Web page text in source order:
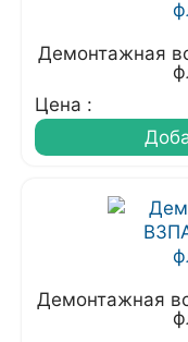
Демонтажная
Цена :
Демонтажная